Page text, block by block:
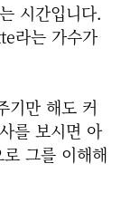
시간입니다.
라는 가수가
기만 해도 커
를 보시면 아
그를 이해해